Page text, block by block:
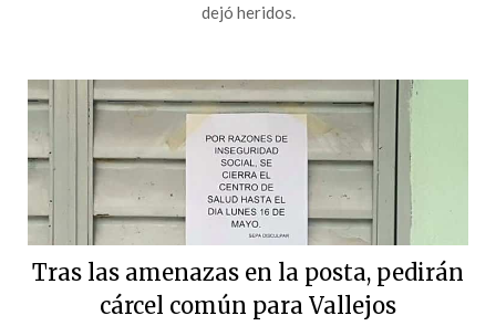
dejó heridos.
Tras las amenazas en la posta, pedirán
cárcel común para Vallejos